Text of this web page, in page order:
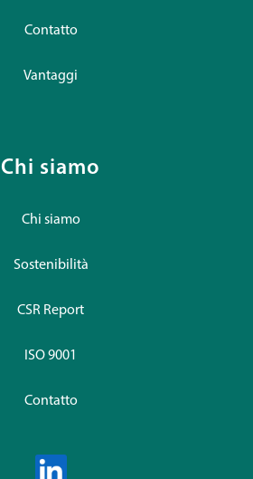
Contatto
Vantaggi
Chi siamo
Chi siamo
Sostenibilità
CSR Report
ISO 9001
Contatto